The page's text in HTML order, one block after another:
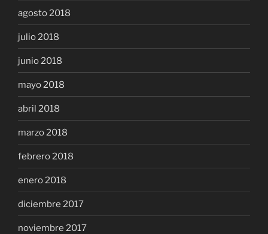
agosto 2018
julio 2018
junio 2018
mayo 2018
abril 2018
marzo 2018
febrero 2018
enero 2018
diciembre 2017
noviembre 2017